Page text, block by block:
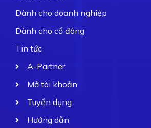
Dành cho doanh nghiệp
Dành cho cổ đông
Tin tức
A-Partner
Mở tài khoản
Tuyển dụng
Hướng dẫn